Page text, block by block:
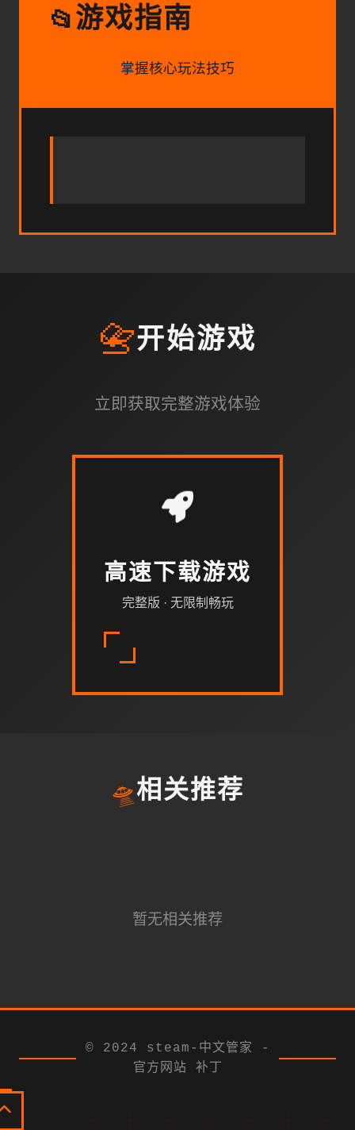
📂游戏指南
掌握核心玩法技巧
📇开始游戏
立即获取完整游戏体验
高速下载游戏
完整版 · 无限制畅玩
🛸相关推荐
暂无相关推荐
© 2024 steam-中文管家 -
官方网站 补丁